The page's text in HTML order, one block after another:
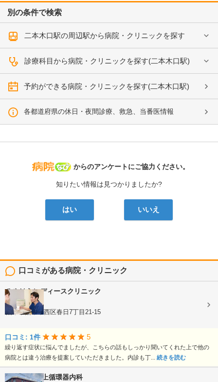
別の条件で検索
二本木口駅の周辺駅から病院・クリニックを探す
診療科目から病院・クリニックを探す(二本木口駅)
予約ができる病院・クリニックを探す(二本木口駅)
各都道府県の休日・夜間診療、救急、当番医情報
病院なび
からのアンケートにご協力ください。
知りたい情報は見つかりましたか?
はい いいえ
口コミがある病院・クリニック
みやはらレディースクリニック
婦人科
熊本県熊本市西区春日7丁目21-15
口コミ: 1件 5
繰り返す症状に悩んでましたが、こちらの話もしっかり聞いてくれた上で他の
病院とは違う治療を提案していただきました。内診も丁... 続きを読む
医療法人村上循環器内科